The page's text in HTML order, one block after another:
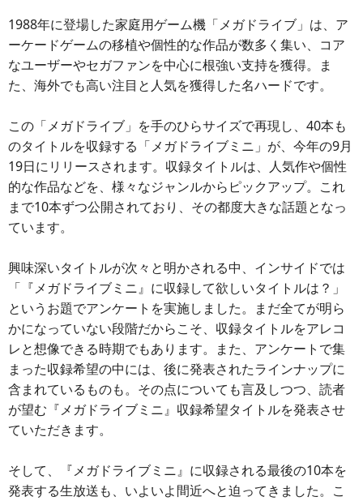
1988年に登場した家庭用ゲーム機「メガドライブ」は、ア
ーケードゲームの移植や個性的な作品が数多く集い、コア
なユーザーやセガファンを中心に根強い支持を獲得。ま
た、海外でも高い注目と人気を獲得した名ハードです。
この「メガドライブ」を手のひらサイズで再現し、40本も
のタイトルを収録する「メガドライブミニ」が、今年の9月
19日にリリースされます。収録タイトルは、人気作や個性
的な作品などを、様々なジャンルからピックアップ。これ
まで10本ずつ公開されており、その都度大きな話題となっ
ています。
興味深いタイトルが次々と明かされる中、インサイドでは
「『メガドライブミニ』に収録して欲しいタイトルは？」
というお題でアンケートを実施しました。まだ全てが明ら
かになっていない段階だからこそ、収録タイトルをアレコ
レと想像できる時期でもあります。また、アンケートで集
まった収録希望の中には、後に発表されたラインナップに
含まれているものも。その点についても言及しつつ、読者
が望む『メガドライブミニ』収録希望タイトルを発表させ
ていただきます。
そして、『メガドライブミニ』に収録される最後の10本を
発表する生放送も、いよいよ間近へと迫ってきました。こ